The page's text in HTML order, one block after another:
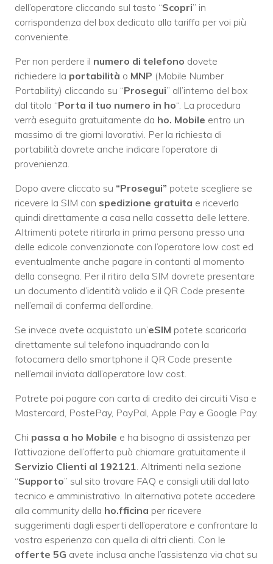
dell’operatore cliccando sul tasto “Scopri” in
corrispondenza del box dedicato alla tariffa per voi più
conveniente.
Per non perdere il numero di telefono dovete
richiedere la portabilità o MNP (Mobile Number
Portability) cliccando su “Prosegui” all’interno del box
dal titolo “Porta il tuo numero in ho“. La procedura
verrà eseguita gratuitamente da ho. Mobile entro un
massimo di tre giorni lavorativi. Per la richiesta di
portabilità dovrete anche indicare l’operatore di
provenienza.
Dopo avere cliccato su “Prosegui” potete scegliere se
ricevere la SIM con spedizione gratuita e riceverla
quindi direttamente a casa nella cassetta delle lettere.
Altrimenti potete ritirarla in prima persona presso una
delle edicole convenzionate con l’operatore low cost ed
eventualmente anche pagare in contanti al momento
della consegna. Per il ritiro della SIM dovrete presentare
un documento d’identità valido e il QR Code presente
nell’email di conferma dell’ordine.
Se invece avete acquistato un’eSIM potete scaricarla
direttamente sul telefono inquadrando con la
fotocamera dello smartphone il QR Code presente
nell’email inviata dall’operatore low cost.
Potrete poi pagare con carta di credito dei circuiti Visa e
Mastercard, PostePay, PayPal, Apple Pay e Google Pay.
Chi passa a ho Mobile e ha bisogno di assistenza per
l’attivazione dell’offerta può chiamare gratuitamente il
Servizio Clienti al 192121. Altrimenti nella sezione
“Supporto” sul sito trovare FAQ e consigli utili dal lato
tecnico e amministrativo. In alternativa potete accedere
alla community della ho.fficina per ricevere
suggerimenti dagli esperti dell’operatore e confrontare la
vostra esperienza con quella di altri clienti. Con le
offerte 5G avete inclusa anche l’assistenza via chat su